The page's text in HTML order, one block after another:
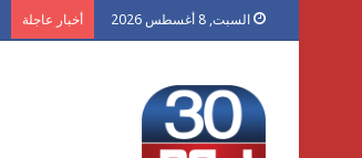
السبت, 8 أغسطس 2026 أخبار عاجلة